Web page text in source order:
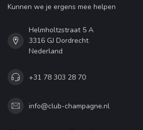
Kunnen we je ergens mee helpen
Helmholtzstraat 5 A
3316 GJ Dordrecht
Nederland
+31 78 303 28 70
info@club-champagne.nl